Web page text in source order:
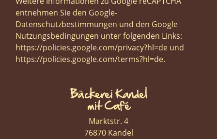
entnehmen Sie den Google-
Datenschutzbestimmungen und den Google
Nutzungsbedingungen unter folgenden Links:
https://policies.google.com/privacy?hl=de und
https://policies.google.com/terms?hl=de.
Bäckerei Kandel
mit Café
Marktstr. 4
76870 Kandel